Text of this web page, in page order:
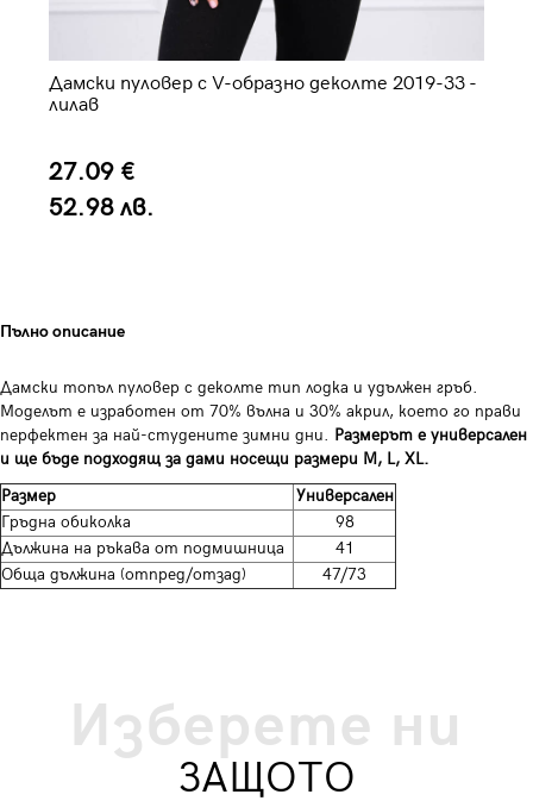
Дамски пуловер с V-образно деколте 2019-33 -
лилав
27.09 €
52.98 лв.
Пълно описание
Дамски топъл пуловер с деколте тип лодка и удължен гръб.
Моделът е изработен от 70% вълна и 30% акрил, което го прави
перфектен за най-студените зимни дни. Размерът е универсален
и ще бъде подходящ за дами носещи размери M, L, XL.
Размер
Универсален
Гръдна обиколка
98
Дължина на ръкава от подмишница
41
Обща дължина (отпред/отзад)
47/73
Изберете ни
ЗАЩОТО